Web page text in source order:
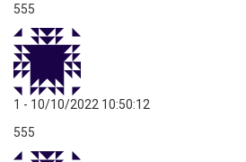
555
1 - 10/10/2022 10:50:12
555